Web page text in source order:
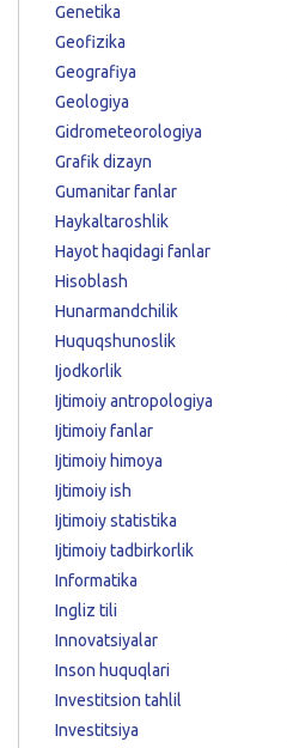
Genetika
Geofizika
Geografiya
Geologiya
Gidrometeorologiya
Grafik dizayn
Gumanitar fanlar
Haykaltaroshlik
Hayot haqidagi fanlar
Hisoblash
Hunarmandchilik
Huquqshunoslik
Ijodkorlik
Ijtimoiy antropologiya
Ijtimoiy fanlar
Ijtimoiy himoya
Ijtimoiy ish
Ijtimoiy statistika
Ijtimoiy tadbirkorlik
Informatika
Ingliz tili
Innovatsiyalar
Inson huquqlari
Investitsion tahlil
Investitsiya